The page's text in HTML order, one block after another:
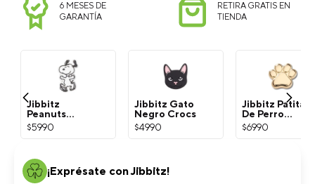
6 MESES DE
GARANTÍA
RETIRA GRATIS EN
TIENDA
Jibbitz
Peanuts
Snoopy
Blanco Crocs
$5990
Jibbitz Gato
Negro Crocs
$4990
Jibbitz Patita
De Perro
Dorada Crocs
$6990
¡Exprésate con Jibbitz!